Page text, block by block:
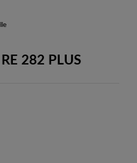
282 PLUS